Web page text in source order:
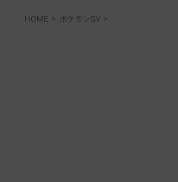
HOME > ポケモンSV >